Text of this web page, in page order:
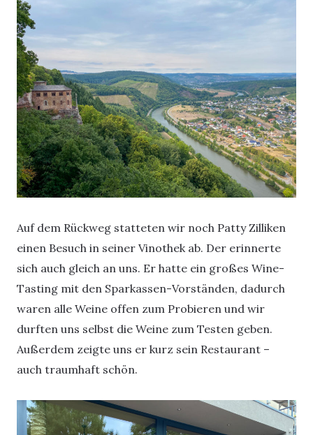
Auf dem Rückweg statteten wir noch Patty Zilliken
einen Besuch in seiner Vinothek ab. Der erinnerte
sich auch gleich an uns. Er hatte ein großes Wine-
Tasting mit den Sparkassen-Vorständen, dadurch
waren alle Weine offen zum Probieren und wir
durften uns selbst die Weine zum Testen geben.
Außerdem zeigte uns er kurz sein Restaurant –
auch traumhaft schön.